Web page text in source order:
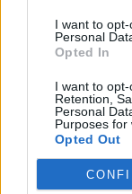
I want to
Personal
Opted In
I want to opt-
Retention,
Personal
Purposes for
Opted Out
A. Stainys
vertinimas.
jų kolegos, o
komisija
Pranskūno